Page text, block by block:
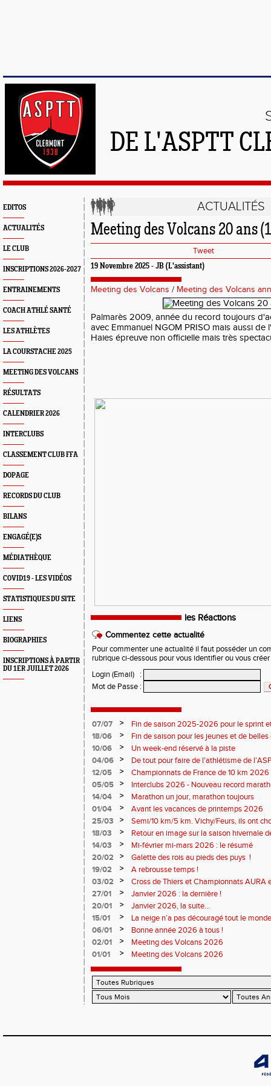
DE L'ASPTT
EDITOS
ACTUALITÉS
LE CLUB
INSCRIPTIONS 2026-2027
ENTRAINEMENTS
COACH ATHLÉ SANTÉ
LES ATHLÈTES
LA COURSTACHE 2025
MEETING DES VOLCANS
RÉSULTATS
CALENDRIER 2026
INTERCLUBS
CLASSEMENT CLUB FFA
DOPAGE
RECORDS DU CLUB
BILANS
ENGAGÉ(E)S
MÉDIATHÈQUE
COVID19 - LES VIDÉOS
STATISTIQUES DU SITE
LIENS
BIOGRAPHIES
INSCRIPTIONS À PARTIR
DU 1ER JUILLET 2026
ACTUALITÉS
Meeting des Volcans 20 ans
Tweet
19 Novembre 2025 - JB (L'assistant)
Meeting des Volcans / Meeting des Volcans
Palmarès 2009, année du record toujours
avec Emmanuel NGOM PRISO mais aussi
Haies épreuve non officielle mais très
les Réactions
Commentez cette actualité
Pour commenter une actualité il faut posséder un
rubrique ci-dessous pour vous identifier ou vous
Login (Email)
:
Mot de Passe :
07/07 >
Fin de saison 2025-2026 pour le sprint
18/06
>
Fin de saison pour les jeunes et de
10/06
>
Un week-end réservé à la piste
04/06
>
De tout pour faire de l'athlétisme de
monde souriant
12/05 >
Championnats de France de 10 km
Soirées piste
05/05 >
Interclubs 2026 - Nouveau record
résultats
14/04 >
Marathon un jour, marathon toujours
01/04
>
Avant les vacances de printemps 2026
25/03
>
Semi/10 km/5 km. Vichy/Feurs, ils ont
18/03
>
Retour en image sur la saison hivernale
14/03
>
Mi-février mi-mars 2026 : le résumé
20/02
>
Galette des rois au pieds des puys !
19/02
>
A rebrousse temps !
03/02
>
Cross de Thiers et Championnats AURA
27/01
>
Janvier 2026 : la dernière !
20/01
>
Janvier 2026, la suite...
15/01
>
La neige n’a pas découragé tout le
06/01
>
Bonne année 2026 à tous !
02/01
>
Meeting des Volcans 2026
01/01
> Meeting des Volcans 2026